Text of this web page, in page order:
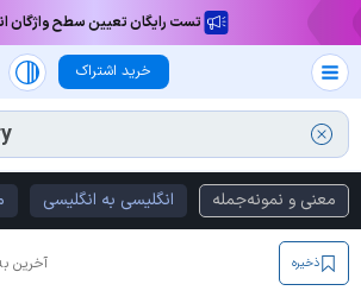
تست رایگان تعیین سطح واژگان
خرید اشتراک
معنی و نمونه‌جمله انگلیسی به انگلیسی
آخرین ذخیره